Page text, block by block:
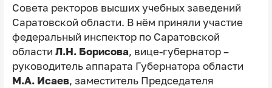
Совета ректоров высших учебных заведений
Саратовской области. В нём приняли участие
федеральный инспектор по Саратовской
области Л.Н. Борисова, вице-губернатор –
руководитель аппарата Губернатора области
М.А. Исаев, заместитель Председателя